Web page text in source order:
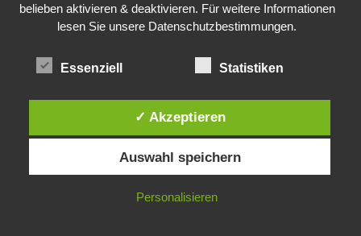
Was ist denn das? -Mars „SOL 735“ Rover Curiosity
24. November 2015
Die Brexit-Lüge (1/8 Teil)
Diese Website verwendet Cookies. Durch die weitere Nutzung dieser
Website stimmst du der Verwendung von Cookies zu.
IN ORDNUNG
belieben aktivieren & deaktivieren. Für weitere Informationen
lesen Sie unsere Datenschutzbestimmungen.
Essenziell Statistiken
✓ Akzeptieren
Auswahl speichern
Personalisieren